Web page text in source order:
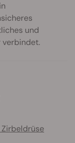
und
verbindet.
Zirbeldrüse